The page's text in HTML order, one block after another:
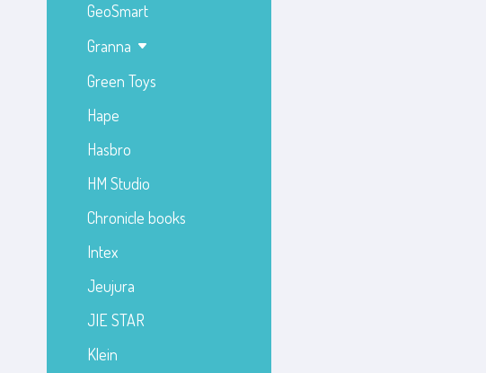
GeoSmart
Granna
Green Toys
Hape
Hasbro
HM Studio
Chronicle books
Intex
Jeujura
JIE STAR
Klein